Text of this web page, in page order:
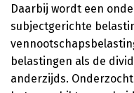
Daarbij wordt een
subjectgerichte
belastingen als de
anderzijds.